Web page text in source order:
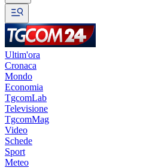
Ultim'ora
Cronaca
Mondo
Economia
TgcomLab
Televisione
TgcomMag
Video
Schede
Sport
Meteo